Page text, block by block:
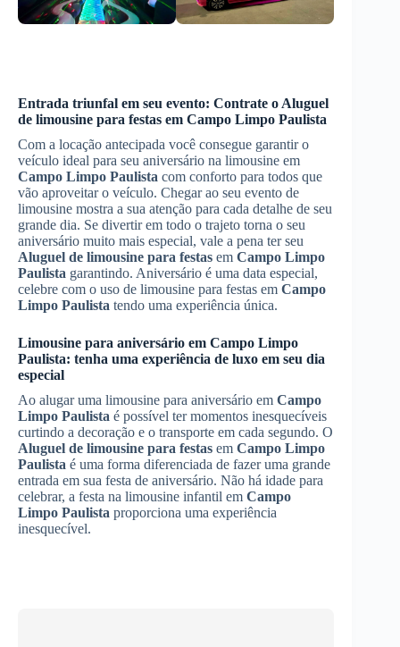
Entrada triunfal em seu evento: Contrate o Aluguel
de limousine para festas em Campo Limpo Paulista
Com a locação antecipada você consegue garantir o
veículo ideal para seu aniversário na limousine em
Campo Limpo Paulista com conforto para todos que
vão aproveitar o veículo. Chegar ao seu evento de
limousine mostra a sua atenção para cada detalhe de seu
grande dia. Se divertir em todo o trajeto torna o seu
aniversário muito mais especial, vale a pena ter seu
Aluguel de limousine para festas em Campo Limpo
Paulista garantindo. Aniversário é uma data especial,
celebre com o uso de limousine para festas em Campo
Limpo Paulista tendo uma experiência única.
Limousine para aniversário em Campo Limpo
Paulista: tenha uma experiência de luxo em seu dia
especial
Ao alugar uma limousine para aniversário em Campo
Limpo Paulista é possível ter momentos inesquecíveis
curtindo a decoração e o transporte em cada segundo. O
Aluguel de limousine para festas em Campo Limpo
Paulista é uma forma diferenciada de fazer uma grande
entrada em sua festa de aniversário. Não há idade para
celebrar, a festa na limousine infantil em Campo
Limpo Paulista proporciona uma experiência
inesquecível.